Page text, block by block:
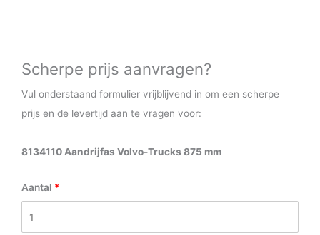
Scherpe prijs aanvragen?
Vul onderstaand formulier vrijblijvend in om een scherpe
prijs en de levertijd aan te vragen voor:
8134110 Aandrijfas Volvo-Trucks 875 mm
Aantal